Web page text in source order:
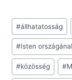
Post
Tags:
#állhatatosság
#Isten
#közösség #